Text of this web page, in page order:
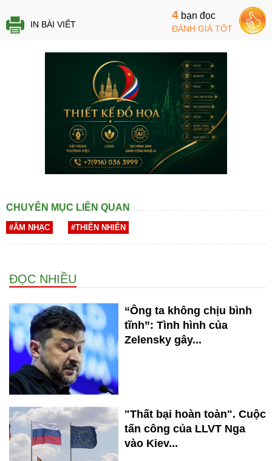
IN BÀI VIẾT
4 bạn đọc
ĐÁNH GIÁ TỐT
CHUYÊN MỤC LIÊN QUAN
#ÂM NHẠC #THIÊN NHIÊN
ĐỌC NHIỀU
“Ông ta không chịu bình
tĩnh”: Tình hình của
Zelensky gây...
"Thất bại hoàn toàn". Cuộc
tấn công của LLVT Nga
vào Kiev...